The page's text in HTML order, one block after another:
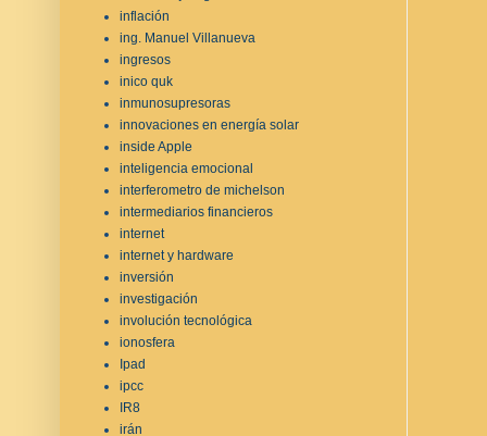
inflación
ing. Manuel Villanueva
ingresos
inico quk
inmunosupresoras
innovaciones en energía solar
inside Apple
inteligencia emocional
interferometro de michelson
intermediarios financieros
internet
internet y hardware
inversión
investigación
involución tecnológica
ionosfera
Ipad
ipcc
IR8
irán